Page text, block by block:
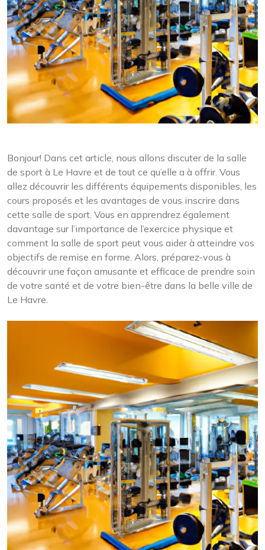
Bonjour! Dans cet article, nous allons discuter de la salle
de sport à Le Havre et de tout ce qu’elle a à offrir. Vous
allez découvrir les différents équipements disponibles, les
cours proposés et les avantages de vous inscrire dans
cette salle de sport. Vous en apprendrez également
davantage sur l’importance de l’exercice physique et
comment la salle de sport peut vous aider à atteindre vos
objectifs de remise en forme. Alors, préparez-vous à
découvrir une façon amusante et efficace de prendre soin
de votre santé et de votre bien-être dans la belle ville de
Le Havre.